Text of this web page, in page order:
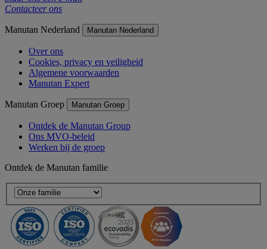
Contacteer ons
Manutan Nederland Manutan Nederland
Over ons
Cookies, privacy en veiligheid
Algemene voorwaarden
Manutan Expert
Manutan Groep Manutan Groep
Ontdek de Manutan Group
Ons MVO-beleid
Werken bij de groep
Ontdek de Manutan familie